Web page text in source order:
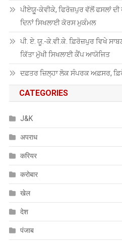
ਪੀਏਯੂੑ-ਕੇਵੀਕੇ, ਫਿਰੋਜ਼ਪੁਰ ਵੱਲੋਂ ਫਸਲਾਂ
ਦਿਨਾਂ ਸਿਖਲਾਈ ਕੋਰਸ ਮੁਕੰਮਲ
ਪੀ. ਏ. ਯੂ.-ਕੇ.ਵੀ.ਕੇ. ਫ਼ਿਰੋਜ਼ਪੁਰ ਵਿਖੇ
ਕਿੱਤਾ ਮੁੱਖੀ ਸਿਖਲਾਈ ਕੈਂਪ ਆਯੋਜਿਤ
ਦਫ਼ਤਰ ਜ਼ਿਲ੍ਹਾ ਲੋਕ ਸੰਪਰਕ ਅਫ਼ਸਰ,
CATEGORIES
J&K
अपराध
करियर
करोबार
खेल
देश
पंजाब